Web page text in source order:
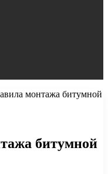
монтажа битумной
битумной